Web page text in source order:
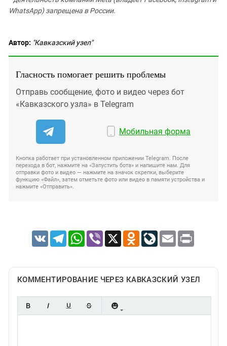
WhatsApp) запрещена в России.
Автор: "Кавказский узел"
Гласность помогает решить проблемы
Отправь сообщение, фото и видео через бот
«Кавказского узла» в Telegram
Мобильная форма
Кнопка работает при установленном приложении Telegram. После
перехода в бот, нажмите на «Запустить бота» и напишите нам. Для
отправки фото и видео — нажмите на значок скрепки, выберите
функцию «Файл», затем отметьте фото или видео в памяти устройства и
нажмите «Отправить».
VK TelegramWhatsApp
Viber X Odnoklassniki
LiveJournal
Email Print
КОММЕНТИРОВАНИЕ ЧЕРЕЗ КАВКАЗСКИЙ УЗЕЛ